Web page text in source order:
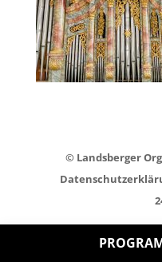
© Landsberger